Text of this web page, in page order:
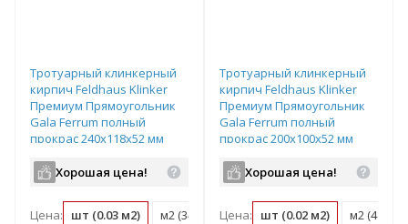
Тротуарный клинкерный
кирпич Feldhaus Klinker
Премиум Прямоугольник
Gala Ferrum полный
прокрас 240х118х52 мм
Хорошая цена!
Цена: шт (0.03 м2) м2 (34 шт) поддон (432 шт)
Тротуарный клинкерный
кирпич Feldhaus Klinker
Премиум Прямоугольник
Gala Ferrum полный
прокрас 200х100х52 мм
Хорошая цена!
Цена: шт (0.02 м2) м2 (48 шт)